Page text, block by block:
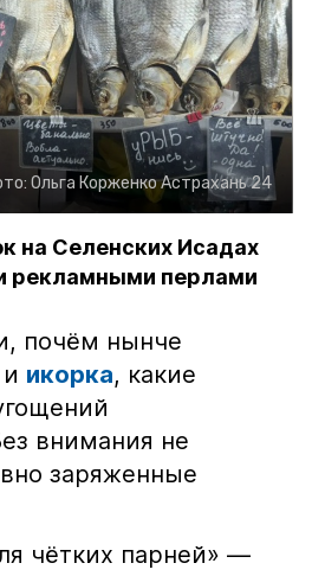
Ольга КорженкоАстрахань 24
на Селенских Исадах
рекламными перлами
почём нынче
и икорка, какие
внимания не
заряженные
чётких парней» —